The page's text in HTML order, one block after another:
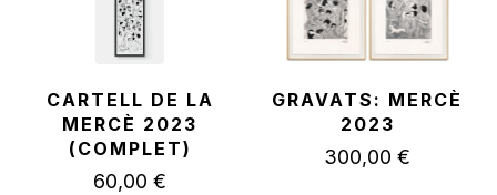
CARTELL DE LA
MERCÈ 2023
(COMPLET)
60,00 €
GRAVATS: MERCÈ
2023
300,00 €